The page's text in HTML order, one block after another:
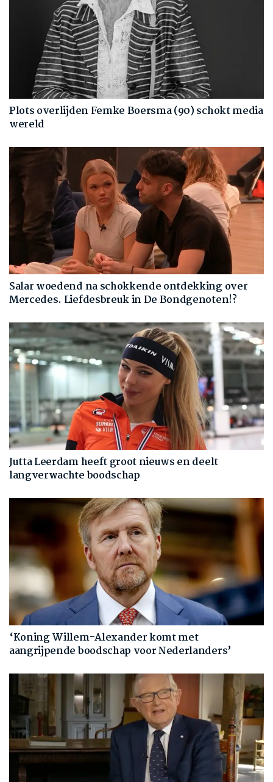
Plots overlijden Femke Boersma (90) schokt media
wereld
Salar woedend na schokkende ontdekking over
Mercedes. Liefdesbreuk in De Bondgenoten!?
Jutta Leerdam heeft groot nieuws en deelt
langverwachte boodschap
‘Koning Willem-Alexander komt met
aangrijpende boodschap voor Nederlanders’